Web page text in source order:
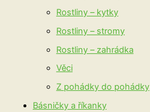
Rostliny – kytky
Rostliny – stromy
Rostliny – zahrádka
Věci
Z pohádky do pohádky
Básničky a říkanky